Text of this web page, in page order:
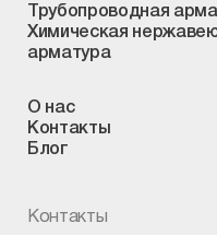
Трубопроводная
Химическая
арматура
О нас
Контакты
Блог
Контакты